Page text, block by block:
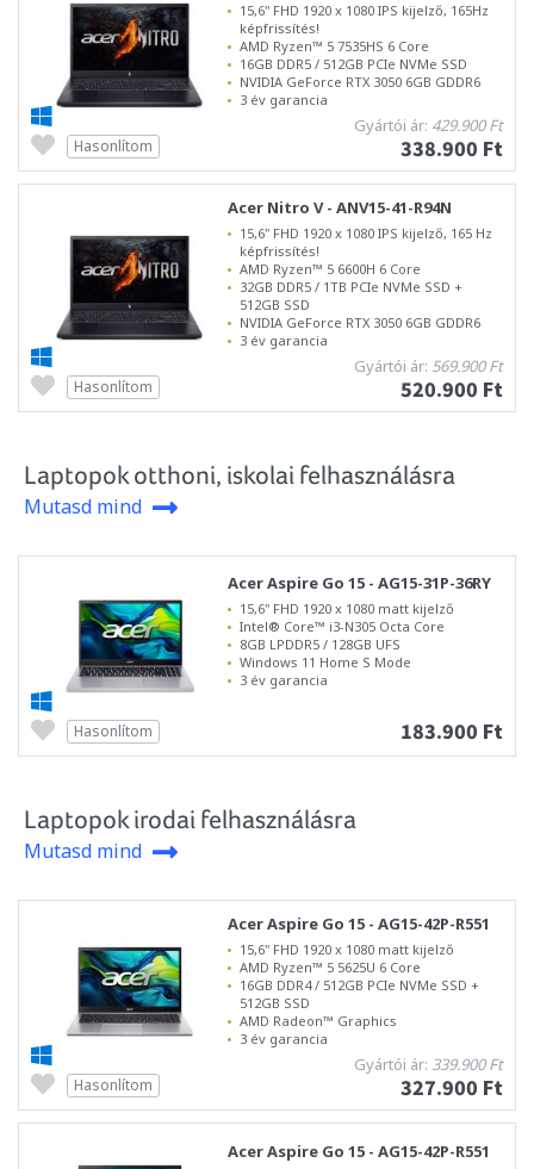
15,6" FHD 1920 x 1080 IPS kijelző, 165Hz
képfrissítés!
AMD Ryzen™ 5 7535HS 6 Core
16GB DDR5 / 512GB PCIe NVMe SSD
NVIDIA GeForce RTX 3050 6GB GDDR6
3 év garancia
Gyártói ár: 429.900 Ft
338.900 Ft
Hasonlítom
Acer Nitro V - ANV15-41-R94N
15,6" FHD 1920 x 1080 IPS kijelző, 165 Hz
képfrissítés!
AMD Ryzen™ 5 6600H 6 Core
32GB DDR5 / 1TB PCIe NVMe SSD +
512GB SSD
NVIDIA GeForce RTX 3050 6GB GDDR6
3 év garancia
Gyártói ár: 569.900 Ft
520.900 Ft
Hasonlítom
Laptopok otthoni, iskolai felhasználásra
Mutasd mind
Acer Aspire Go 15 - AG15-31P-36RY
15,6" FHD 1920 x 1080 matt kijelző
Intel® Core™ i3-N305 Octa Core
8GB LPDDR5 / 128GB UFS
Windows 11 Home S Mode
3 év garancia
183.900 Ft
Hasonlítom
Laptopok irodai felhasználásra
Mutasd mind
Acer Aspire Go 15 - AG15-42P-R551
15,6" FHD 1920 x 1080 matt kijelző
AMD Ryzen™ 5 5625U 6 Core
16GB DDR4 / 512GB PCIe NVMe SSD +
512GB SSD
AMD Radeon™ Graphics
3 év garancia
Gyártói ár: 339.900 Ft
327.900 Ft
Hasonlítom
Acer Aspire Go 15 - AG15-42P-R551